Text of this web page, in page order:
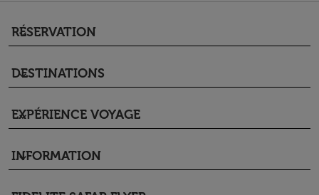
RÉSERVATION
keyboard_arrow_down
DESTINATIONS
keyboard_arrow_down
EXPÉRIENCE VOYAGE
keyboard_arrow_down
INFORMATION
keyboard_arrow_down